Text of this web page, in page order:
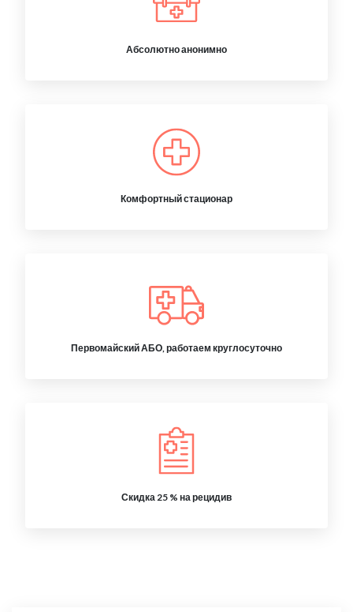
Абсолютно анонимно
Комфортный стационар
Первомайский АБО, работаем круглосуточно
Скидка 25 % на рецидив